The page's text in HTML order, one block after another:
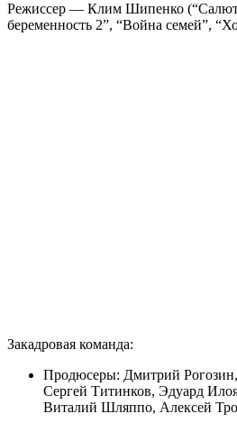
Режиссер — Клим Шипенко
беременность 2”, “Война семей”,
Закадровая команда:
Продюсеры: Дмитрий
Сергей Титинков, Эдуард
Виталий Шляппо, Алексей